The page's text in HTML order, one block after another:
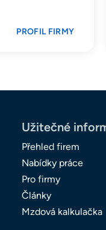
PROFIL FIRMY
Užitečné
Přehled firem
Nabídky práce
Pro firmy
Články
Mzdová kalkulačka